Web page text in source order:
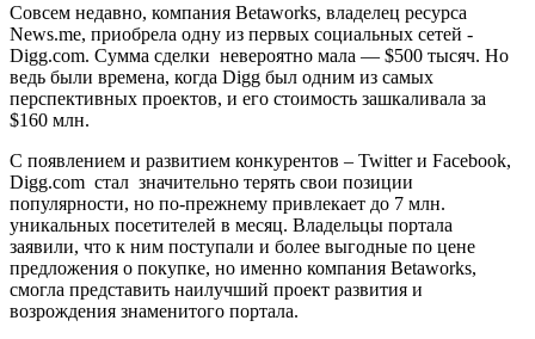
Совсем недавно, компания Betaworks, владелец ресурса
News.me, приобрела одну из первых социальных сетей -
Digg.com. Сумма сделки невероятно мала — $500 тысяч. Но
ведь были времена, когда Digg был одним из самых
перспективных проектов, и его стоимость зашкаливала за
$160 млн.
С появлением и развитием конкурентов – Twitter и Facebook,
Digg.com стал значительно терять свои позиции
популярности, но по-прежнему привлекает до 7 млн.
уникальных посетителей в месяц. Владельцы портала
заявили, что к ним поступали и более выгодные по цене
предложения о покупке, но именно компания Betaworks,
смогла представить наилучший проект развития и
возрождения знаменитого портала.